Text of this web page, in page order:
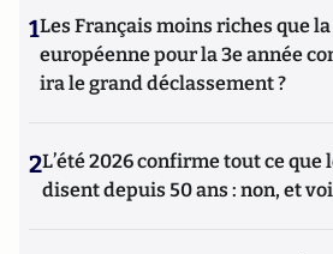
1Les Français moins riches que
européenne pour la 3e année
ira le grand déclassement ?
2L’été 2026 confirme tout ce que
disent depuis 50 ans : non, et